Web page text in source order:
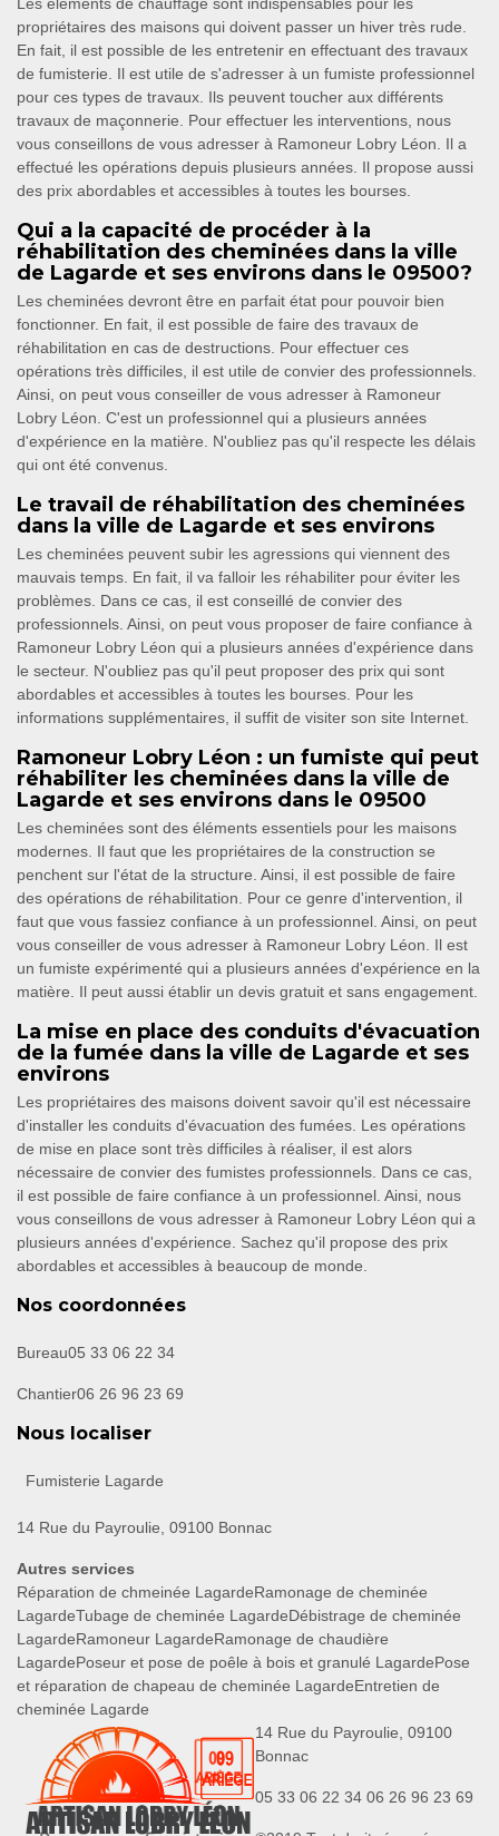
Les éléments de chauffage sont indispensables pour les
propriétaires des maisons qui doivent passer un hiver très rude.
En fait, il est possible de les entretenir en effectuant des travaux
de fumisterie. Il est utile de s'adresser à un fumiste professionnel
pour ces types de travaux. Ils peuvent toucher aux différents
travaux de maçonnerie. Pour effectuer les interventions, nous
vous conseillons de vous adresser à Ramoneur Lobry Léon. Il a
effectué les opérations depuis plusieurs années. Il propose aussi
des prix abordables et accessibles à toutes les bourses.
Qui a la capacité de procéder à la
réhabilitation des cheminées dans la ville
de Lagarde et ses environs dans le 09500?
Les cheminées devront être en parfait état pour pouvoir bien
fonctionner. En fait, il est possible de faire des travaux de
réhabilitation en cas de destructions. Pour effectuer ces
opérations très difficiles, il est utile de convier des professionnels.
Ainsi, on peut vous conseiller de vous adresser à Ramoneur
Lobry Léon. C'est un professionnel qui a plusieurs années
d'expérience en la matière. N'oubliez pas qu'il respecte les délais
qui ont été convenus.
Le travail de réhabilitation des cheminées
dans la ville de Lagarde et ses environs
Les cheminées peuvent subir les agressions qui viennent des
mauvais temps. En fait, il va falloir les réhabiliter pour éviter les
problèmes. Dans ce cas, il est conseillé de convier des
professionnels. Ainsi, on peut vous proposer de faire confiance à
Ramoneur Lobry Léon qui a plusieurs années d'expérience dans
le secteur. N'oubliez pas qu'il peut proposer des prix qui sont
abordables et accessibles à toutes les bourses. Pour les
informations supplémentaires, il suffit de visiter son site Internet.
Ramoneur Lobry Léon : un fumiste qui peut
réhabiliter les cheminées dans la ville de
Lagarde et ses environs dans le 09500
Les cheminées sont des éléments essentiels pour les maisons
modernes. Il faut que les propriétaires de la construction se
penchent sur l'état de la structure. Ainsi, il est possible de faire
des opérations de réhabilitation. Pour ce genre d'intervention, il
faut que vous fassiez confiance à un professionnel. Ainsi, on peut
vous conseiller de vous adresser à Ramoneur Lobry Léon. Il est
un fumiste expérimenté qui a plusieurs années d'expérience en la
matière. Il peut aussi établir un devis gratuit et sans engagement.
La mise en place des conduits d'évacuation
de la fumée dans la ville de Lagarde et ses
environs
Les propriétaires des maisons doivent savoir qu'il est nécessaire
d'installer les conduits d'évacuation des fumées. Les opérations
de mise en place sont très difficiles à réaliser, il est alors
nécessaire de convier des fumistes professionnels. Dans ce cas,
il est possible de faire confiance à un professionnel. Ainsi, nous
vous conseillons de vous adresser à Ramoneur Lobry Léon qui a
plusieurs années d'expérience. Sachez qu'il propose des prix
abordables et accessibles à beaucoup de monde.
Nos coordonnées
Bureau05 33 06 22 34
Chantier06 26 96 23 69
Nous localiser
Fumisterie Lagarde
14 Rue du Payroulie, 09100 Bonnac
Autres services
Réparation de chmeinée LagardeRamonage de cheminée
LagardeTubage de cheminée LagardeDébistrage de cheminée
LagardeRamoneur LagardeRamonage de chaudière
LagardePoseur et pose de poêle à bois et granulé LagardePose
et réparation de chapeau de cheminée LagardeEntretien de
cheminée Lagarde
14 Rue du Payroulie, 09100
Bonnac
05 33 06 22 34 06 26 96 23 69